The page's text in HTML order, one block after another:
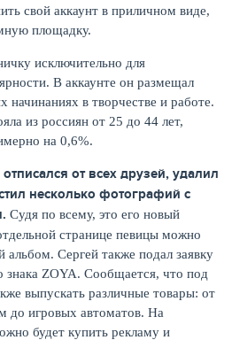
свой аккаунт в приличном виде,
площадку.
исключительно для
В аккаунте он размещал
начинаниях в творчестве и работе.
из россиян от 25 до 44 лет,
на 0,6%.
от всех друзей, удалил
несколько фотографий с
Судя по всему, это его новый
странице певицы можно
альбом. Сергей также подал заявку
знака ZOYA. Сообщается, что под
выпускать различные товары: от
до игровых автоматов. На
будет купить рекламу и